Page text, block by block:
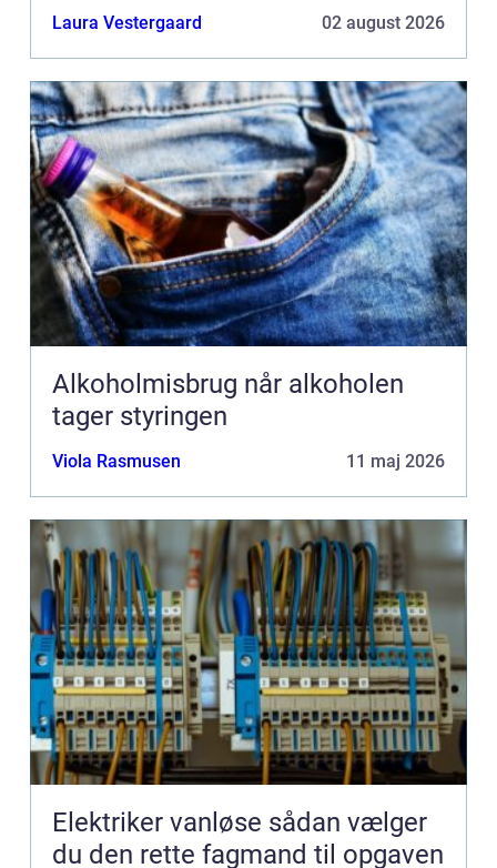
Laura Vestergaard 02 august 2026
Alkoholmisbrug når alkoholen
tager styringen
Viola Rasmusen 11 maj 2026
Elektriker vanløse sådan vælger
du den rette fagmand til opgaven